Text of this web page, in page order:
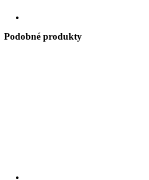
Podobné produkty